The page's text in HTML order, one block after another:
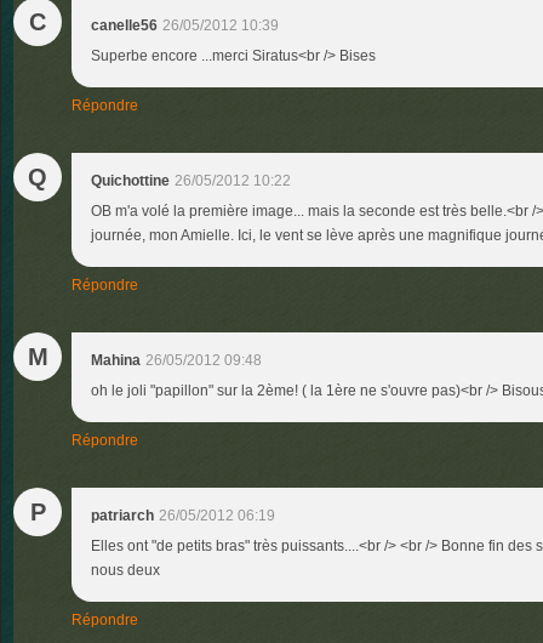
C canelle56 26/05/2012 10:39
Superbe encore ...merci Siratus<br /> Bises
Répondre
Q Quichottine 26/05/2012 10:22
OB m'a volé la première image... mais la seconde est très belle.<br /
journée, mon Amielle. Ici, le vent se lève après une magnifique
Répondre
M Mahina 26/05/2012 09:48
oh le joli "papillon" sur la 2ème! ( la 1ère ne s'ouvre pas)<br />
Répondre
P patriarch 26/05/2012 06:19
Elles ont "de petits bras" très puissants....<br /> <br /> Bonne fin des
nous deux
Répondre